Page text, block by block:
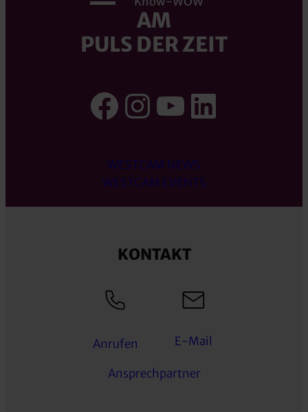
AM
PULS DER ZEIT
Facebook
Instagram
YouTube
WESTCAM NEWS
WESTCAM EVENTS
KONTAKT
Anrufen E-Mail
Ansprechpartner